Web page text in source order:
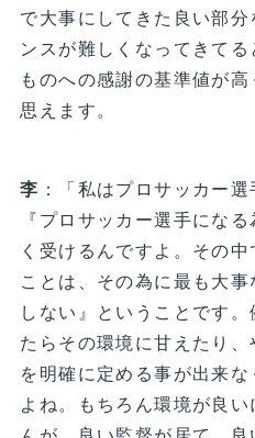
で大事にしてきた良い部
ンスが難しくなってきて
ものへの感謝の基準値が
思えます。
李 ：「私はプロサッカー
『プロサッカー選手にな
く受けるんですよ。その
ことは、その為に最も大
しない』ということです
たらその環境に甘えたり
を明確に定める事が出来
よね。もちろん環境が良